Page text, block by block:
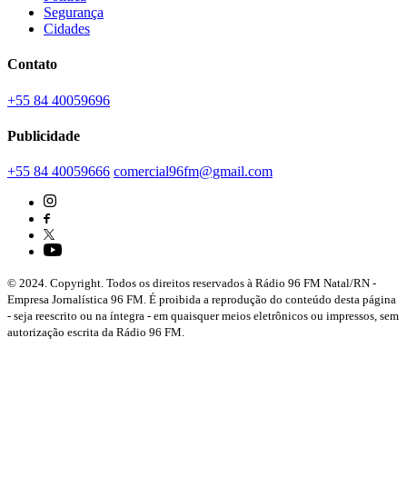
Segurança
Cidades
Contato
+55 84 40059696
Publicidade
+55 84 40059666 comercial96fm@gmail.com
© 2024. Copyright. Todos os direitos reservados à Rádio 96 FM Natal/RN -
Empresa Jornalística 96 FM. É proibida a reprodução do conteúdo desta página
- seja reescrito ou na íntegra - em quaisquer meios eletrônicos ou impressos, sem
autorização escrita da Rádio 96 FM.